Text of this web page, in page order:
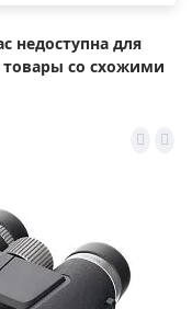
недоступна для
со схожими